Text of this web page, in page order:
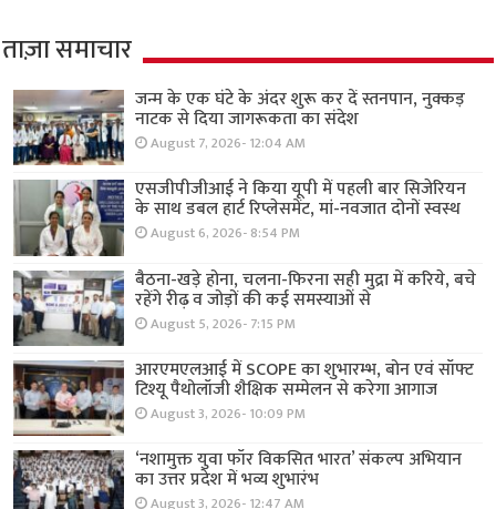
ताज़ा समाचार
जन्म के एक घंटे के अंदर शुरू कर दें स्तनपान, नुक्कड़
नाटक से दिया जागरूकता का संदेश
August 7, 2026- 12:04 AM
एसजीपीजीआई ने किया यूपी में पहली बार सिजेरियन
के साथ डबल हार्ट रिप्लेसमेंट, मां-नवजात दोनों स्वस्थ
August 6, 2026- 8:54 PM
बैठना-खड़े होना, चलना-फिरना सही मुद्रा में करिये, बचे
रहेंगे रीढ़ व जोड़ों की कई समस्याओं से
August 5, 2026- 7:15 PM
आरएमएलआई में SCOPE का शुभारम्भ, बोन एवं सॉफ्ट
टिश्यू पैथोलॉजी शैक्षिक सम्मेलन से करेगा आगाज
August 3, 2026- 10:09 PM
‘नशामुक्त युवा फॉर विकसित भारत’ संकल्प अभियान
का उत्तर प्रदेश में भव्य शुभारंभ
August 3, 2026- 12:47 AM